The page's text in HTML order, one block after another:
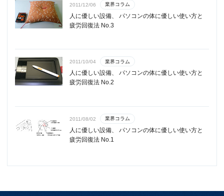
2011/12/06 業界コラム
人に優しい設備、 パソコンの体に優しい使い方と
疲労回復法 No.3
2011/10/04 業界コラム
人に優しい設備、 パソコンの体に優しい使い方と
疲労回復法 No.2
2011/08/02 業界コラム
人に優しい設備、 パソコンの体に優しい使い方と
疲労回復法 No.1